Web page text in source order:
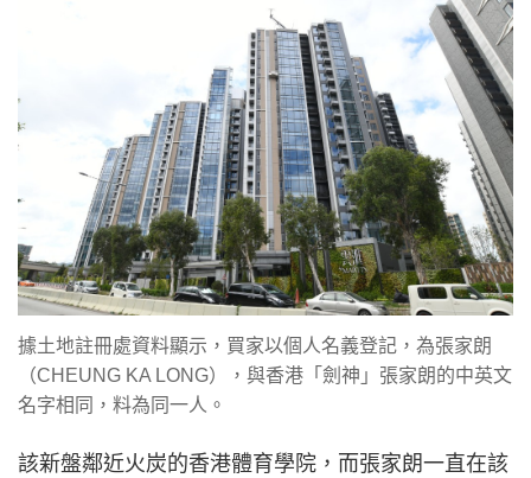
據土地註冊處資料顯示，買家以個人名義登記，為張家朗
（CHEUNG KA LONG），與香港「劍神」張家朗的中英文
名字相同，料為同一人。
該新盤鄰近火炭的香港體育學院，而張家朗一直在該